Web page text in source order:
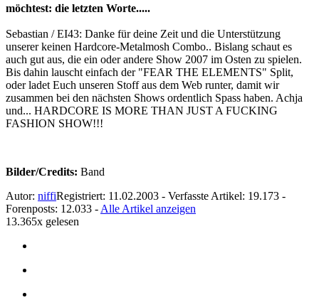
möchtest: die letzten Worte.....
Sebastian / EI43: Danke für deine Zeit und die Unterstützung
unserer keinen Hardcore-Metalmosh Combo.. Bislang schaut es
auch gut aus, die ein oder andere Show 2007 im Osten zu spielen.
Bis dahin lauscht einfach der "FEAR THE ELEMENTS" Split,
oder ladet Euch unseren Stoff aus dem Web runter, damit wir
zusammen bei den nächsten Shows ordentlich Spass haben. Achja
und... HARDCORE IS MORE THAN JUST A FUCKING
FASHION SHOW!!!
Bilder/Credits: Band
Autor: niffiRegistriert: 11.02.2003 - Verfasste Artikel: 19.173 -
Forenposts: 12.033 - Alle Artikel anzeigen
13.365x gelesen